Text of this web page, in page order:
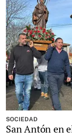
SOCIEDAD
San Antón en